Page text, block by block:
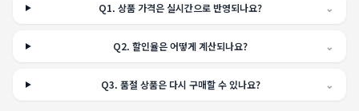
Q1.상품 가격은 실시간으로 반영되나요? ⌄
Q2.할인율은 어떻게 계산되나요? ⌄
Q3. 품절 상품은 다시 구매할 수 있나요? ⌄